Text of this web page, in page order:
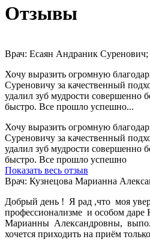
Отзывы
Врач: Есаян Андраник Суренович;
Хочу выразить огромную
Суреновичу за качественный
удалил зуб мудрости совершенно
быстро. Все прошло успешно...
Хочу выразить огромную
Суреновичу за качественный
удалил зуб мудрости совершенно
быстро. Все прошло успешно
Показать весь отзыв
Врач: Кузнецова Марианна
Добрый день ! Я рад ,что моя
профессионализме и особом даре
Марианны Александровны,
хочется приходить на приём